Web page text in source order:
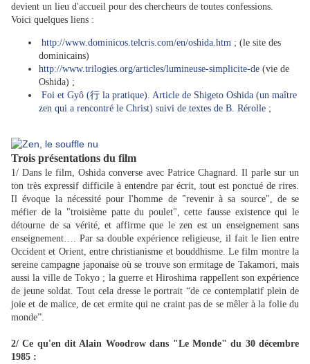
devient un lieu d'accueil pour des chercheurs de toutes confessions.
Voici quelques liens :
http://www.dominicos.telcris.com/en/oshida.htm ; (le site des
dominicains)
http://www.trilogies.org/articles/lumineuse-simplicite-de (vie de
Oshida) ;
Foi et Gyô (行 la pratique). Article de Shigeto Oshida (un maître
zen qui a rencontré le Christ) suivi de textes de B. Rérolle ;
Trois présentations du film
1/ Dans le film, Oshida converse avec Patrice Chagnard. Il parle sur un
ton très expressif difficile à entendre par écrit, tout est ponctué de rires.
Il évoque la nécessité pour l'homme de "revenir à sa source", de se
méfier de la "troisième patte du poulet", cette fausse existence qui le
détourne de sa vérité, et affirme que le zen est un enseignement sans
enseignement…. Par sa double expérience religieuse, il fait le lien entre
Occident et Orient, entre christianisme et bouddhisme. Le film montre la
sereine campagne japonaise où se trouve son ermitage de Takamori, mais
aussi la ville de Tokyo ; la guerre et Hiroshima rappellent son expérience
de jeune soldat. Tout cela dresse le portrait “de ce contemplatif plein de
joie et de malice, de cet ermite qui ne craint pas de se mêler à la folie du
monde”.
2/ Ce qu'en dit Alain Woodrow dans "Le Monde" du 30 décembre
1985 :